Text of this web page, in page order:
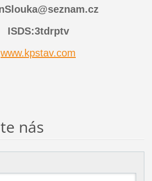
ISDS:3tdrptv
www.kpstav.com
nás